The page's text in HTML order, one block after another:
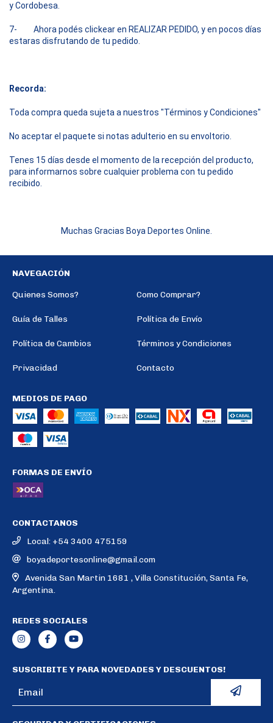
y Cordobesa.
7- Ahora podés clickear en REALIZAR PEDIDO, y en pocos días
estaras disfrutando de tu pedido.
Recorda:
Toda compra queda sujeta a nuestros "Términos y Condiciones"
No aceptar el paquete si notas adulterio en su envoltorio.
Tenes 15 días desde el momento de la recepción del producto,
para informarnos sobre cualquier problema con tu pedido
recibido.
Muchas Gracias Boya Deportes Online.
NAVEGACIÓN
Quienes Somos? Como Comprar?
Guía de Talles Política de Envío
Política de Cambios Términos y Condiciones
Privacidad Contacto
MEDIOS DE PAGO
FORMAS DE ENVÍO
CONTACTANOS
Local: +54 3400 475159
boyadeportesonline@gmail.com
Avenida San Martin 1681 , Villa Constitución, Santa Fe,
Argentina.
REDES SOCIALES
SUSCRIBITE Y PARA NOVEDADES Y DESCUENTOS!